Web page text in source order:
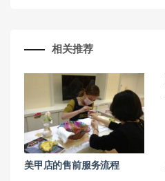
相关推荐
美甲店的售前服务流程